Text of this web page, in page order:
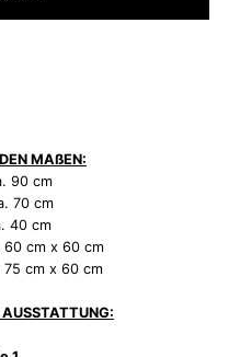
MAßEN:
90 cm
70 cm
40 cm
60 cm x 60 cm
cm x 60 cm